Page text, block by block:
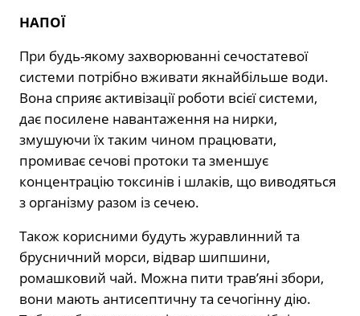
НАПОЇ
При будь-якому захворюванні сечостатевої
системи потрібно вживати якнайбільше води.
Вона сприяє активізації роботи всієї системи,
дає посилене навантаження на нирки,
змушуючи їх таким чином працювати,
промиває сечові протоки та зменшує
концентрацію токсинів і шлаків, що виводяться
з організму разом із сечею.
Також корисними будуть журавлинний та
брусничний морси, відвар шипшини,
ромашковий чай. Можна пити трав’яні збори,
вони мають антисептичну та сечогінну дію.